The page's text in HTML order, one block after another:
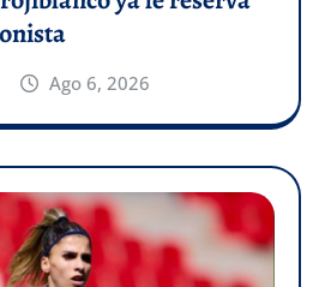
Ago 6, 2026